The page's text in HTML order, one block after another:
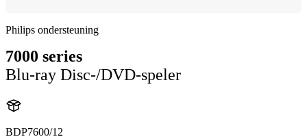
Philips ondersteuning
7000 series
Blu-ray Disc-/DVD-speler
BDP7600/12